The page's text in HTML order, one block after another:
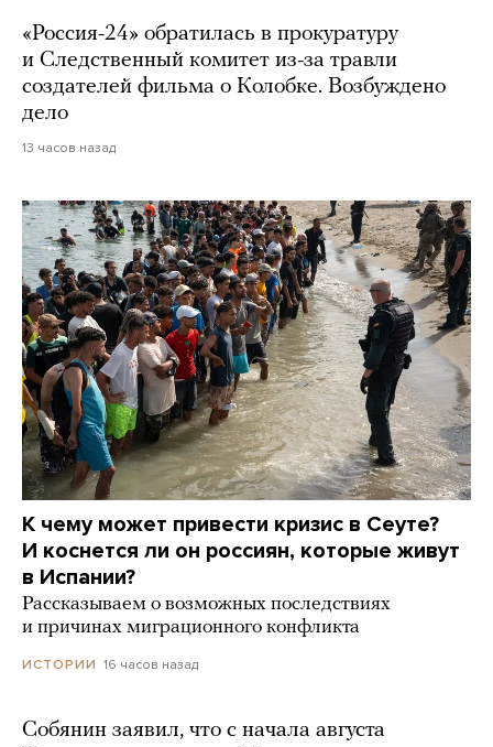
«Россия-24» обратилась в прокуратуру
и Следственный комитет из-за травли
создателей фильма о Колобке. Возбуждено
дело
13 часов назад
К чему может привести кризис в Сеуте?
И коснется ли он россиян, которые живут
в Испании?
Рассказываем о возможных последствиях
и причинах миграционного конфликта
ИСТОРИИ 16 часов назад
Собянин заявил, что с начала августа